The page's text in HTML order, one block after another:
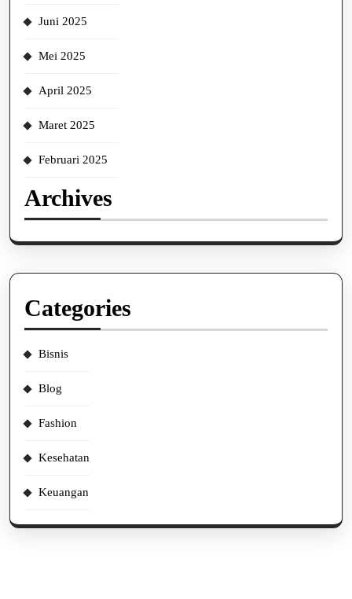
Juni 2025
Mei 2025
April 2025
Maret 2025
Februari 2025
Archives
Categories
Bisnis
Blog
Fashion
Kesehatan
Keuangan